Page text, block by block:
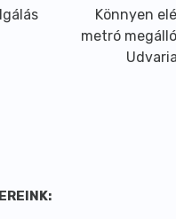
Könnyen
metró